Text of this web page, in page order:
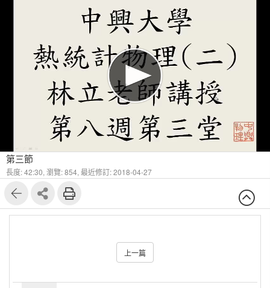
第三節
長度: 42:30, 瀏覽: 854, 最近修訂: 2018-04-27
上一篇